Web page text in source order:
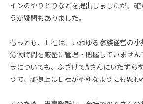
インのやりとりなどを提出しましたが、
うか疑問もありました。
もっとも、Ｌ社は、いわゆる家族経営の
労働時間を厳密に管理・把握していませ
ラについても、ふざけてAさんにいたずら
うで、証拠上はＬ社が不利なようにも思わ